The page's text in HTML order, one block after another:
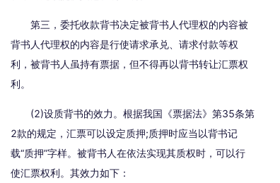
第三，委托收款背书决定被背书人代理权的内容被
背书人代理权的内容是行使请求承兑、请求付款等权
利，被背书人虽持有票据，但不得再以背书转让汇票权
利。
(2)设质背书的效力。根据我国《票据法》第35条第
2款的规定，汇票可以设定质押;质押时应当以背书记
载“质押”字样。被背书人在依法实现其质权时，可以行
使汇票权利。其效力如下：